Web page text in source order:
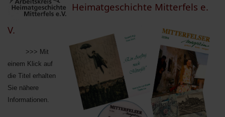
Heimatgeschichte Mitterfels e.
V.
>>> Mit
einem Klick auf
die Titel erhalten
Sie nähere
Informationen.